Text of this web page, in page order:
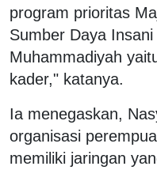
program prioritas
Sumber Daya
Muhammadiyah
kader," katanya.
Ia menegaskan,
organisasi
memiliki jaringan